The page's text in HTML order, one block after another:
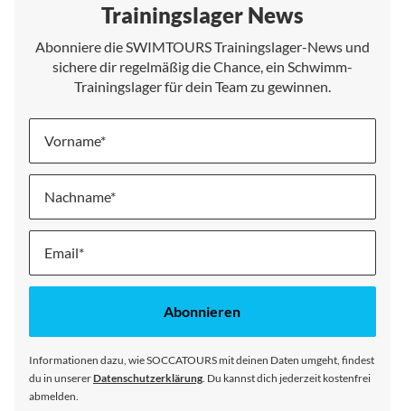
Trainingslager News
Abonniere die SWIMTOURS Trainingslager-News und
sichere dir regelmäßig die Chance, ein Schwimm-
Trainingslager für dein Team zu gewinnen.
Vorname
Nachname
Melde
für
Abonnieren
Informationen dazu, wie SOCCATOURS mit deinen Daten umgeht, findest
du in unsererDatenschutzerklärung . Du kannst dich jederzeit kostenfrei
abmelden.